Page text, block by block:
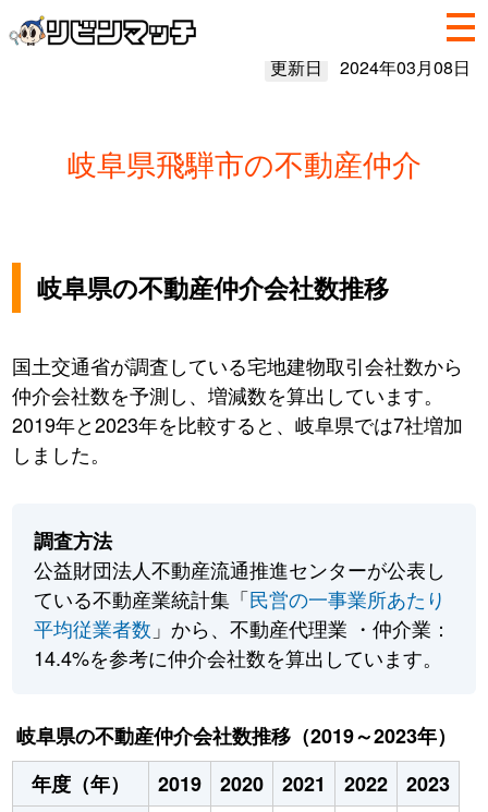
更新日 2024年03月08日
岐阜県飛騨市の不動産仲介
岐阜県の不動産仲介会社数推移
国土交通省が調査している宅地建物取引会社数から
仲介会社数を予測し、増減数を算出しています。
2019年と2023年を比較すると、岐阜県では7社増加
しました。
調査方法
公益財団法人不動産流通推進センターが公表し
ている不動産業統計集「民営の一事業所あたり
平均従業者数 」から、不動産代理業 ・仲介業：
14.4%を参考に仲介会社数を算出しています。
岐阜県の不動産仲介会社数推移（2019～2023年）
年度（年）
2019 2020 2021 2022
2023